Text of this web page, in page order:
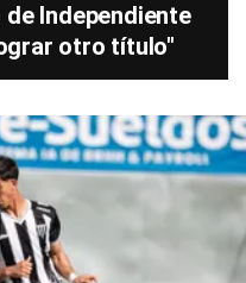
Independiente
otro título"